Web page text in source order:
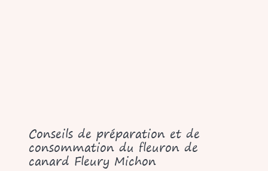
Conseils de préparation et de
consommation du fleuron de
canard Fleury Michon